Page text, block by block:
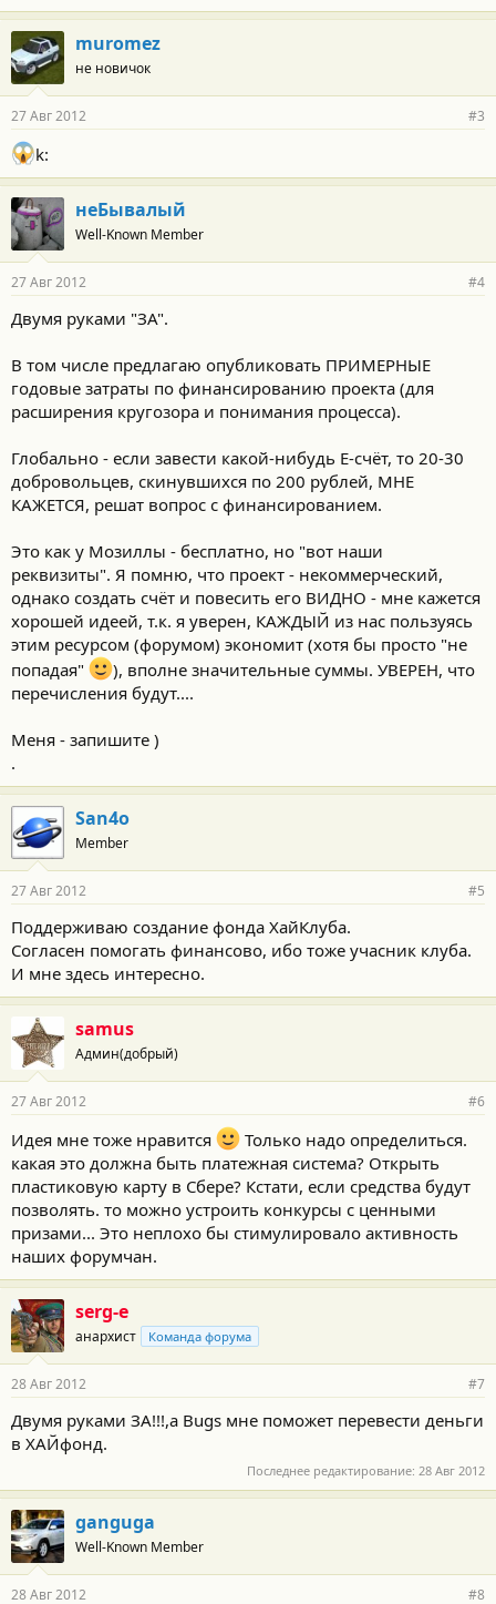
muromez
не новичок
27 Авг 2012 #3
k:
неБывалый
Well-Known Member
27 Авг 2012 #4
Двумя руками "ЗА".
В том числе предлагаю опубликовать ПРИМЕРНЫЕ
годовые затраты по финансированию проекта (для
расширения кругозора и понимания процесса).
Глобально - если завести какой-нибудь Е-счёт, то 20-30
добровольцев, скинувшихся по 200 рублей, МНЕ
КАЖЕТСЯ, решат вопрос с финансированием.
Это как у Мозиллы - бесплатно, но "вот наши
реквизиты". Я помню, что проект - некоммерческий,
однако создать счёт и повесить его ВИДНО - мне кажется
хорошей идеей, т.к. я уверен, КАЖДЫЙ из нас пользуясь
этим ресурсом (форумом) экономит (хотя бы просто "не
попадая"
), вполне значительные суммы. УВЕРЕН, что
перечисления будут....
Меня - запишите )
.
San4o
Member
27 Авг 2012 #5
Поддерживаю создание фонда ХайКлуба.
Согласен помогать финансово, ибо тоже учасник клуба.
И мне здесь интересно.
samus
Админ(добрый)
27 Авг 2012 #6
Идея мне тоже нравится
Только надо определиться.
какая это должна быть платежная система? Открыть
пластиковую карту в Сбере? Кстати, если средства будут
позволять. то можно устроить конкурсы с ценными
призами... Это неплохо бы стимулировало активность
наших форумчан.
serg-e
анархист Команда форума
28 Авг 2012 #7
Двумя руками ЗА!!!,а Bugs мне поможет перевести деньги
в ХАЙфонд.
Последнее редактирование: 28 Авг 2012
ganguga
Well-Known Member
28 Авг 2012 #8